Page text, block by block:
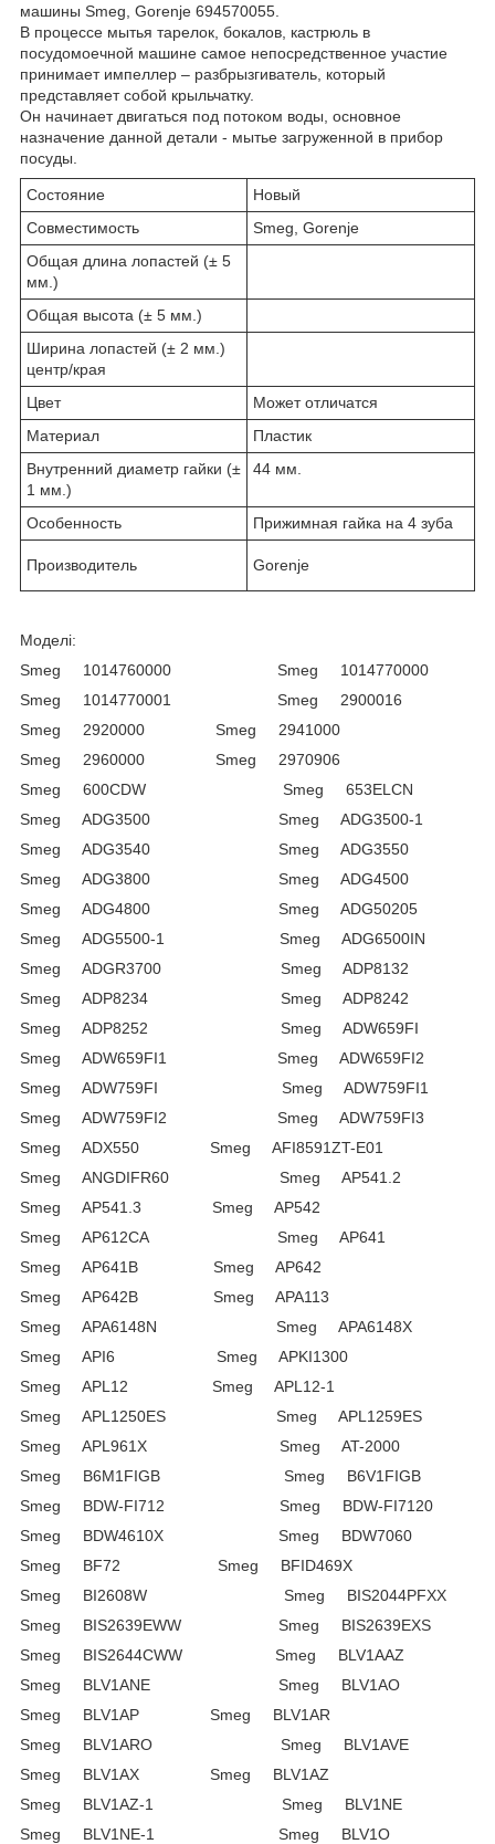
машины Smeg, Gorenje 694570055.
В процессе мытья тарелок, бокалов, кастрюль в
посудомоечной машине самое непосредственное участие
принимает импеллер – разбрызгиватель, который
представляет собой крыльчатку.
Он начинает двигаться под потоком воды, основное
назначение данной детали - мытье загруженной в прибор
посуды.
Состояние
Новый
Совместимость
Smeg, Gorenje
Общая длина лопастей (± 5
мм.)
Общая высота (± 5 мм.)
Ширина лопастей (± 2 мм.)
центр/края
Цвет
Может отличатся
Материал
Пластик
Внутренний диаметр гайки (±
1 мм.)
44 мм.
Особенность Прижимная гайка на 4 зуба
Производитель Gorenje
Моделі:
Smeg 1014760000 Smeg 1014770000
Smeg 1014770001 Smeg 2900016
Smeg 2920000 Smeg 2941000
Smeg 2960000 Smeg 2970906
Smeg 600CDW Smeg 653ELCN
Smeg ADG3500 Smeg ADG3500-1
Smeg ADG3540 Smeg ADG3550
Smeg ADG3800 Smeg ADG4500
Smeg ADG4800 Smeg ADG50205
Smeg ADG5500-1 Smeg ADG6500IN
Smeg ADGR3700 Smeg ADP8132
Smeg ADP8234 Smeg ADP8242
Smeg ADP8252 Smeg ADW659FI
Smeg ADW659FI1 Smeg ADW659FI2
Smeg ADW759FI Smeg ADW759FI1
Smeg ADW759FI2 Smeg ADW759FI3
Smeg ADX550 Smeg AFI8591ZT-E01
Smeg ANGDIFR60 Smeg AP541.2
Smeg AP541.3 Smeg AP542
Smeg AP612CA Smeg AP641
Smeg AP641B Smeg AP642
Smeg AP642B Smeg APA113
Smeg APA6148N Smeg APA6148X
Smeg API6 Smeg APKI1300
Smeg APL12 Smeg APL12-1
Smeg APL1250ES Smeg APL1259ES
Smeg APL961X Smeg AT-2000
Smeg B6M1FIGB Smeg B6V1FIGB
Smeg BDW-FI712 Smeg BDW-FI7120
Smeg BDW4610X Smeg BDW7060
Smeg BF72 Smeg BFID469X
Smeg BI2608W Smeg BIS2044PFXX
Smeg BIS2639EWW Smeg BIS2639EXS
Smeg BIS2644CWW Smeg BLV1AAZ
Smeg BLV1ANE Smeg BLV1AO
Smeg BLV1AP Smeg BLV1AR
Smeg BLV1ARO Smeg BLV1AVE
Smeg BLV1AX Smeg BLV1AZ
Smeg BLV1AZ-1 Smeg BLV1NE
Smeg BLV1NE-1 Smeg BLV1O